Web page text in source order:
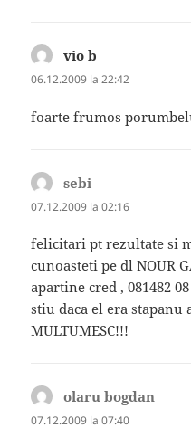
vio b
06.12.2009 la 22:42
foarte frumos
sebi
07.12.2009 la 02:16
felicitari pt rezultate si
cunoasteti pe dl NOUR
apartine cred , 081482
stiu daca el era stapanu
MULTUMESC!!!
olaru bogdan
07.12.2009 la 07:40